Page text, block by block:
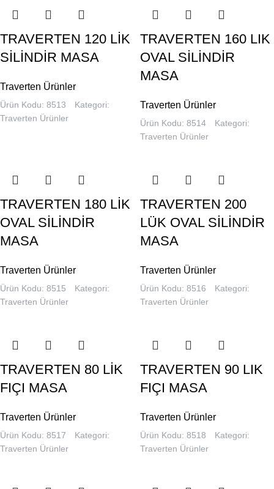
TRAVERTEN 120 LİK
SİLİNDİR MASA
Traverten Ürünler
Ürün Kodu: 8513
Kategori:
Traverten Ürünler
TRAVERTEN 160 LIK
OVAL SİLİNDİR
MASA
Traverten Ürünler
Ürün Kodu: 8514
Kategori:
Traverten Ürünler
TRAVERTEN 180 LİK
OVAL SİLİNDİR
MASA
Traverten Ürünler
Ürün Kodu: 8515
Kategori:
Traverten Ürünler
TRAVERTEN 200
LÜK OVAL SİLİNDİR
MASA
Traverten Ürünler
Ürün Kodu: 8516
Kategori:
Traverten Ürünler
TRAVERTEN 80 LİK
FIÇI MASA
Traverten Ürünler
Ürün Kodu: 8517
Kategori:
Traverten Ürünler
TRAVERTEN 90 LIK
FIÇI MASA
Traverten Ürünler
Ürün Kodu: 8518
Kategori:
Traverten Ürünler